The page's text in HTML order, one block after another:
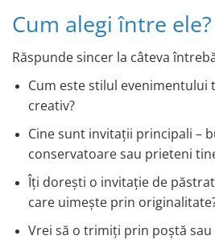
Cum alegi între ele?
Răspunde sincer la câteva
Cum este stilul evenimentului
creativ?
Cine sunt invitații principali –
conservatoare sau prieteni
Îți dorești o invitație de
care uimește prin
Vrei să o trimiți prin poștă